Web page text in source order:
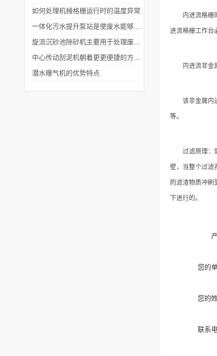
内进流格栅
进流格栅工作台
内进流非金
该非金属内
等。
过滤原理：
壁，当整个过滤
的滤渣物质冲刷
下进行的。
您的
您的
联系
如何处理机械格栅运行时的温度异常
潜水曝气机的优势特点